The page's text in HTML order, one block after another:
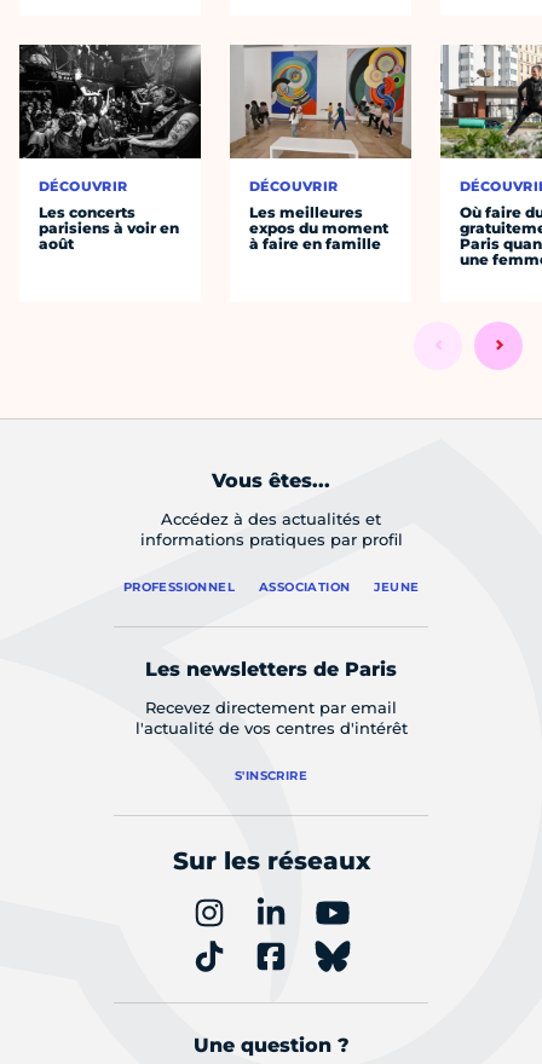
DÉCOUVRIR
Les concerts
parisiens à voir en
août
DÉCOUVRIR
Les meilleures
expos du moment
à faire en famille
Où faire
Paris
une
Vous êtes...
Accédez à des actualités et
informations pratiques par profil
PROFESSIONNEL ASSOCIATION JEUNE
Les newsletters de Paris
Recevez directement par email
l'actualité de vos centres d'intérêt
S'INSCRIRE
Sur les réseaux
Une question ?